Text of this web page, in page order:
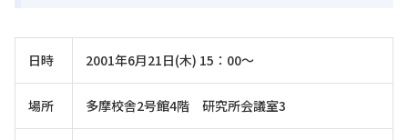
日時 2001年6月21日(木) 15：00～
場所 多摩校舎2号館4階 研究所会議室3